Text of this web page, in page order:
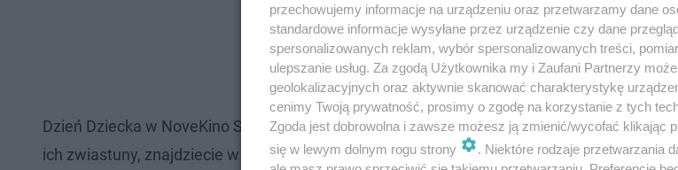
Dzień Dziecka w NoveKino Siedlce już 30 i 31 maja! Więcej informacji o filmach, które
ich zwiastuny, znajdziecie w repertuarze kina:
przechowujemy informacje na urządzeniu oraz przetwarzamy dane
standardowe informacje wysyłane przez urządzenie czy dane
spersonalizowanych reklam, wybór spersonalizowanych treści,
ulepszanie usług. Za zgodą Użytkownika my i Zaufani Partnerzy
geolokalizacyjnych oraz aktywnie skanować charakterystykę
cenimy Twoją prywatność, prosimy o zgodę na korzystanie z tych
Zgoda jest dobrowolna i zawsze możesz ją zmienić/wycofać klikając
się w lewym dolnym rogu strony
. Niektóre rodzaje przetwarzania